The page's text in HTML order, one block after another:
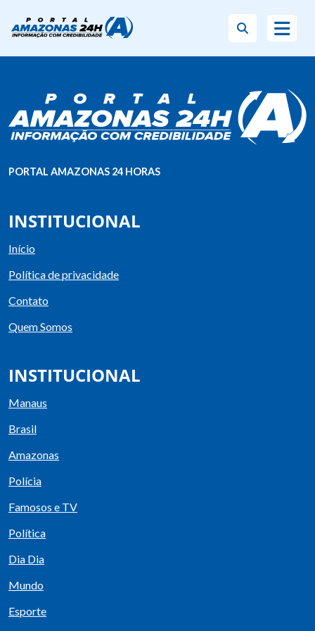
PORTAL AMAZONAS 24 HORAS
INSTITUCIONAL
Início
Política de privacidade
Contato
Quem Somos
INSTITUCIONAL
Manaus
Brasil
Amazonas
Polícia
Famosos e TV
Política
Dia Dia
Mundo
Esporte